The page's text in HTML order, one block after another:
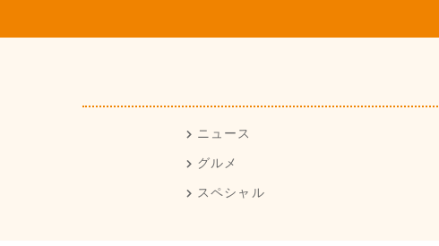
ニュース
グルメ
スペシャル